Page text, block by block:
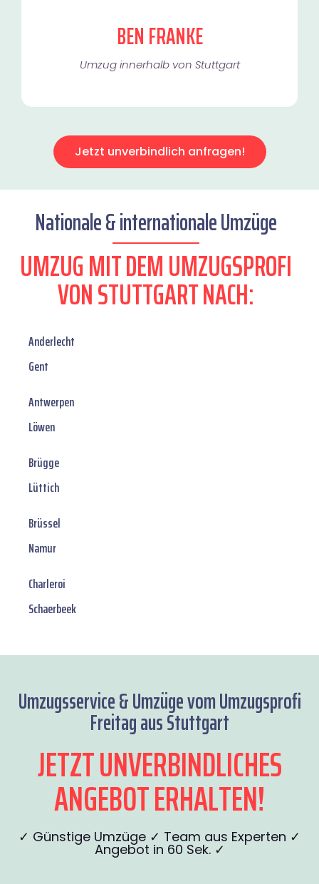
BEN FRANKE
Umzug innerhalb von Stuttgart​
Jetzt unverbindlich anfragen!
Nationale & internationale Umzüge
UMZUG MIT DEM UMZUGSPROFI
VON STUTTGART NACH:
Anderlecht
Gent
Antwerpen
Löwen
Brügge
Lüttich
Brüssel
Namur
Charleroi
Schaerbeek
Umzugsservice & Umzüge vom Umzugsprofi
Freitag aus Stuttgart
JETZT UNVERBINDLICHES
ANGEBOT ERHALTEN!
✓ Günstige Umzüge ✓ Team aus Experten ✓
Angebot in 60 Sek. ✓